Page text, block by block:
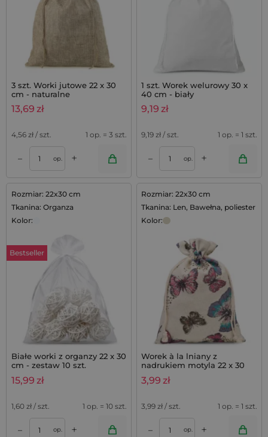
3 szt. Worki jutowe 22 x 30
cm - naturalne
13,69 zł
4,56 zł / szt. 1 op. = 3 szt.
– op. +
1 szt. Worek welurowy 30 x
40 cm - biały
9,19 zł
9,19 zł / szt. 1 op. = 1 szt.
– op. +
Rozmiar: 22x30 cm
Tkanina: Organza
Kolor:
Bestseller
Białe worki z organzy 22 x 30
cm - zestaw 10 szt.
15,99 zł
1,60 zł / szt. 1 op. = 10 szt.
– op. +
Rozmiar: 22x30 cm
Tkanina: Len, Bawełna, poliester
Kolor:
Worek à la lniany z
nadrukiem motyla 22 x 30
cm - 1 szt. praktycznego
opakowania na prezenty i
3,99 zł
3,99 zł / szt. 1 op. = 1 szt.
– op. +